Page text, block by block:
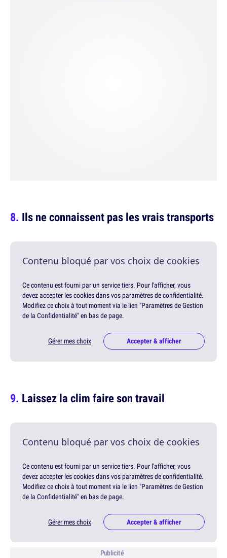
Ils ne connaissent pas les vrais transports
Contenu bloqué par vos choix de cookies
Ce contenu est fourni par un service tiers. Pour l'afficher, vous
devez accepter les cookies dans vos paramètres de confidentialité.
Modifiez ce choix à tout moment via le lien "Paramètres de Gestion
de la Confidentialité" en bas de page.
Gérer mes choix Accepter & afficher
Laissez la clim faire son travail
Contenu bloqué par vos choix de cookies
Ce contenu est fourni par un service tiers. Pour l'afficher, vous
devez accepter les cookies dans vos paramètres de confidentialité.
Modifiez ce choix à tout moment via le lien "Paramètres de Gestion
de la Confidentialité" en bas de page.
Gérer mes choix Accepter & afficher
Publicité